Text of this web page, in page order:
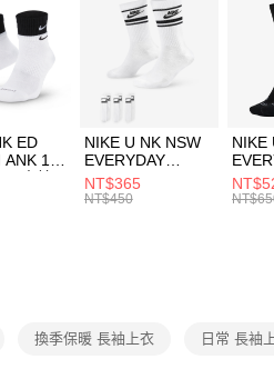
先確認商品／服務後，再付款。
先享後付」結帳流程】
方式選擇「AFTEE先享後付」後，將跳轉至
面，進行簡訊認證並確認金額後，即可完成結
立數日內，您將收到繳費通知簡訊。
費通知簡訊後14天內，點擊此簡訊中的連結
路銀行／等多元方式進行付款，方視為交易
結帳手續完成當下不需立刻繳費，但若您需
的店家。未經商家同意取消之訂單仍視為有效
納相關費用。
本服務之必要範圍內提供個人資料，並將交易
，滿NT$1,500(含以上)免運費
，滿NT$1,500(含以上)免運費
自取
，滿NT$1,500(含以上)免運費
ED
ANK 1P
中統
NIKE U NK NSW
EVERYDAY
ESSENTIAL CR
男女 短統襪
NT$365
NT$450
NIKE
長統
換季保暖 長袖上衣 日常 長袖